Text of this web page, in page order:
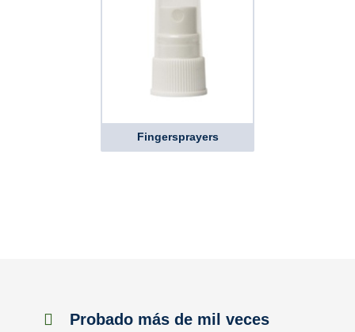
Fingersprayers
Probado más de mil veces